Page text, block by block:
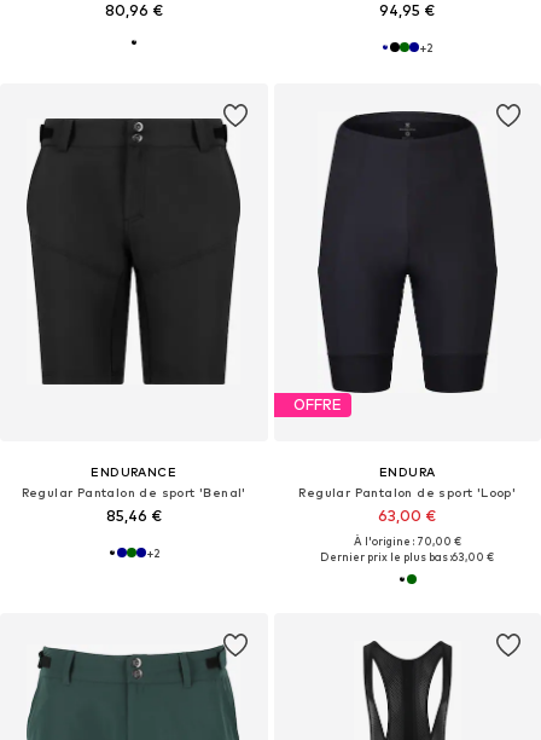
80,96 € 94,95 €
+2
ENDURANCE
Regular Pantalon de sport 'Benal'
85,46 €
+2
OFFRE
ENDURA
Regular Pantalon de sport 'Loop'
63,00 €
À l'origine : 70,00 €
Dernier prix le plus bas :63,00 €